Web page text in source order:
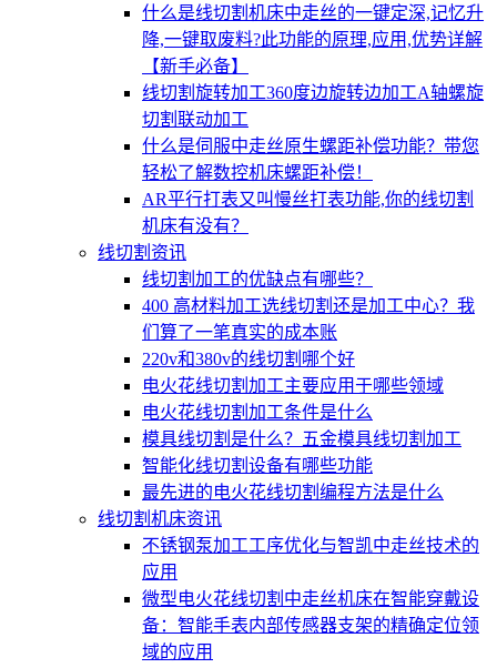
什么是线切割机床中走丝的一键定深,记忆升
降,一键取废料?此功能的原理,应用,优势详解
【新手必备】
线切割旋转加工360度边旋转边加工A轴螺旋
切割联动加工
什么是伺服中走丝原生螺距补偿功能？带您
轻松了解数控机床螺距补偿！
AR平行打表又叫慢丝打表功能,你的线切割
机床有没有？
线切割资讯
线切割加工的优缺点有哪些？
400 高材料加工选线切割还是加工中心？我
们算了一笔真实的成本账
220v和380v的线切割哪个好
电火花线切割加工主要应用于哪些领域
电火花线切割加工条件是什么
模具线切割是什么？五金模具线切割加工
智能化线切割设备有哪些功能
最先进的电火花线切割编程方法是什么
线切割机床资讯
不锈钢泵加工工序优化与智凯中走丝技术的
应用
微型电火花线切割中走丝机床在智能穿戴设
备：智能手表内部传感器支架的精确定位领
域的应用